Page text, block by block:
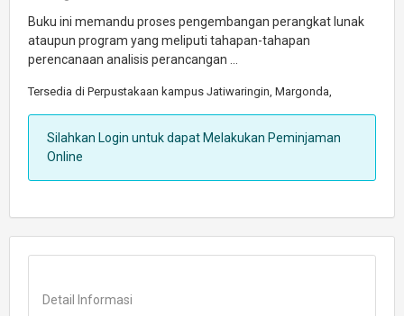
Buku ini memandu proses pengembangan perangkat lunak
ataupun program yang meliputi tahapan-tahapan
perencanaan analisis perancangan ...
Tersedia di Perpustakaan kampus Jatiwaringin, Margonda,
Silahkan Login untuk dapat Melakukan Peminjaman
Online
Detail Informasi